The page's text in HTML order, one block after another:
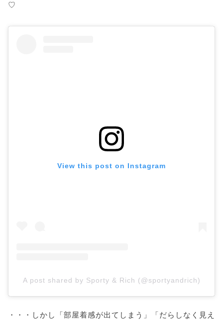
♡
View this post on Instagram
A post shared by Sporty & Rich (@sportyandrich)
・・・しかし「部屋着感が出てしまう」「だらしなく見え